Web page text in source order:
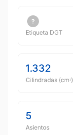
Etiqueta DGT
1.332
Cilindradas (cmᵌ)
5
Asientos